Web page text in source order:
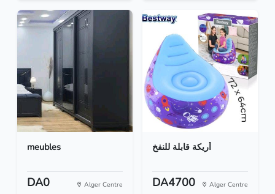
meubles
DA0 Alger Centre
أريكة قابلة للنفخ
DA4700 Alger Centre